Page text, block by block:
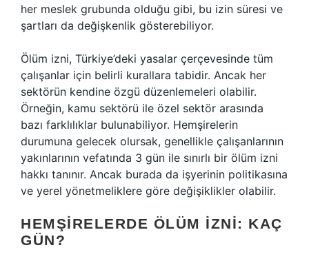
her meslek grubunda olduğu gibi, bu izin süresi ve
şartları da değişkenlik gösterebiliyor.
Ölüm izni, Türkiye’deki yasalar çerçevesinde tüm
çalışanlar için belirli kurallara tabidir. Ancak her
sektörün kendine özgü düzenlemeleri olabilir.
Örneğin, kamu sektörü ile özel sektör arasında
bazı farklılıklar bulunabiliyor. Hemşirelerin
durumuna gelecek olursak, genellikle çalışanlarının
yakınlarının vefatında 3 gün ile sınırlı bir ölüm izni
hakkı tanınır. Ancak burada da işyerinin politikasına
ve yerel yönetmeliklere göre değişiklikler olabilir.
HEMŞIRELERDE ÖLÜM İZNI: KAÇ
GÜN?